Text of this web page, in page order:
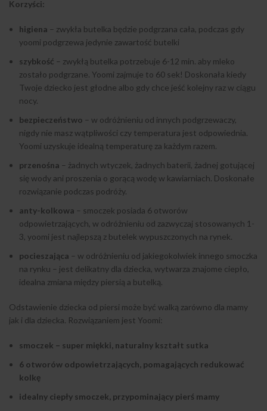
Korzyści:
higiena – zwykła butelka będzie podgrzana cała, podczas gdy
yoomi podgrzewa jedynie zawartość butelki
szybkość – zwykłą butelka potrzebuje 6-12 min. aby mleko
zostało podgrzane. Yoomi zajmuje to 60 sek! Doskonała kiedy
Twoje dziecko jest głodne albo gdy chce jeść kolejny raz w ciągu
nocy.
bezpieczeństwo – w odróżnieniu od innych podgrzewaczy,
nigdy nie masz wątpliwości czy temperatura jest odpowiednia.
Yoomi uzyskuje idealną temperaturę za każdym razem.
przenośna – żadnych wtyczek, żadnych baterii, żadnej gotującej
się wody ani proszenia o gorącą wodę w kawiarniach. Doskonałe
rozwiązanie podczas podróży.
anty-kolkowa – smoczek posiada 6 otworów
odpowietrzających, w odróżnieniu od zazwyczaj stosowanych 1-
3, yoomi jest najlepszą z butelek wypuszczonych na rynek.
pocieszająca – w odróżnieniu od jakiegokolwiek innego smoczka
na rynku – jest delikatny dla dziecka, wytwarza znajome ciepło,
idealna zmiana między piersią a butelką.
Odstawienie dziecka od piersi może być walką zarówno dla mamy
jak i dla dziecka. Rozwiązaniem jest Yoomi:
smoczek – super miękki, naturalny kształt sutka
6 otworów odpowietrzających, pomagających redukować
kolkę
idealny ciepły smoczek, przypominający pierś mamy